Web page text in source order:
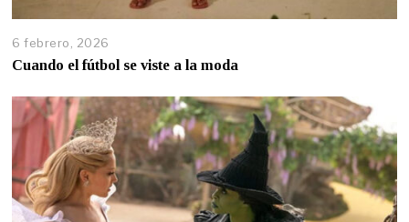
6 febrero, 2026
Cuando el fútbol se viste a la moda